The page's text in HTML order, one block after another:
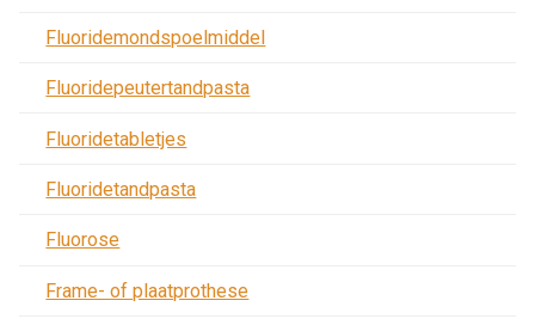
Fluoridemondspoelmiddel
Fluoridepeutertandpasta
Fluoridetabletjes
Fluoridetandpasta
Fluorose
Frame- of plaatprothese